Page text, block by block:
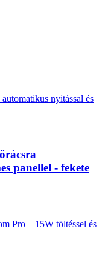
panellel - fekete